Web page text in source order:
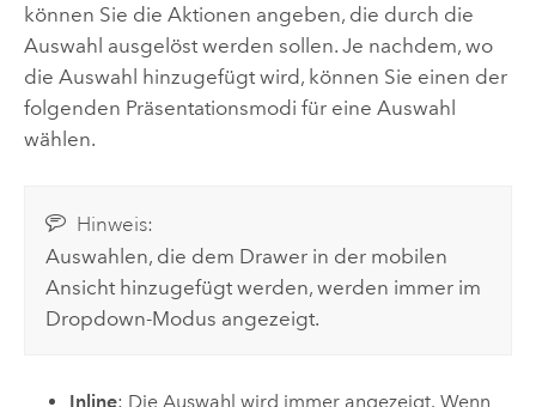
können Sie die Aktionen angeben, die durch die
Auswahl ausgelöst werden sollen. Je nachdem, wo
die Auswahl hinzugefügt wird, können Sie einen der
folgenden Präsentationsmodi für eine Auswahl
wählen.
Hinweis:
Auswahlen, die dem Drawer in der mobilen
Ansicht hinzugefügt werden, werden immer im
Dropdown-Modus angezeigt.
Inline: Die Auswahl wird immer angezeigt. Wenn